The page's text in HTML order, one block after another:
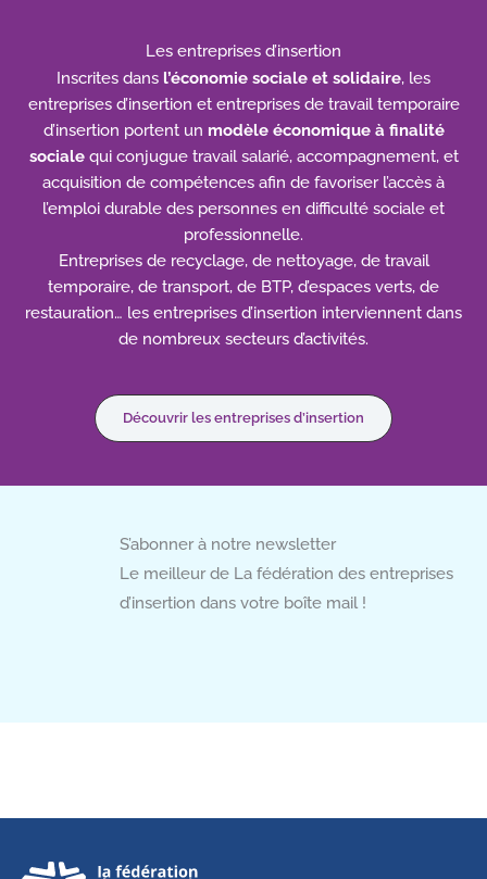
Les entreprises d’insertion
Inscrites dans l’économie sociale et solidaire, les
entreprises d’insertion et entreprises de travail temporaire
d’insertion portent un modèle économique à finalité
socialequi conjugue travail salarié, accompagnement, et
acquisition de compétences afin de favoriser l’accès à
l’emploi durable des personnes en difficulté sociale et
professionnelle.
Entreprises de recyclage, de nettoyage, de travail
temporaire, de transport, de BTP, d’espaces verts, de
restauration… les entreprises d’insertion interviennent dans
de nombreux secteurs d’activités.
Découvrir les entreprises d’insertion
S’abonner à notre newsletter
Le meilleur de La fédération des entreprises
d’insertion dans votre boîte mail !